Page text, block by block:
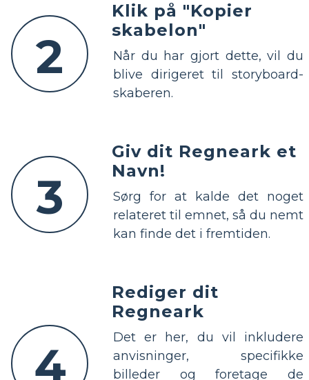
2
Klik på "Kopier
skabelon"
Når du har gjort dette, vil du
blive dirigeret til storyboard-
skaberen.
3
Giv dit Regneark et
Navn!
Sørg for at kalde det noget
relateret til emnet, så du nemt
kan finde det i fremtiden.
4
Rediger dit
Regneark
Det er her, du vil inkludere
anvisninger, specifikke
billeder og foretage de